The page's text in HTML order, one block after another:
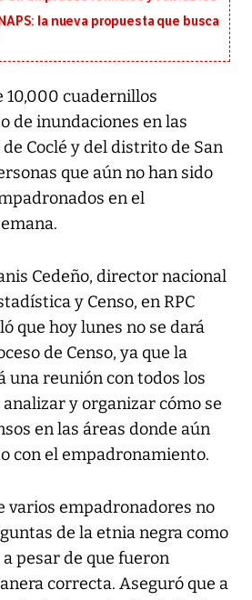
la nueva propuesta que busca
10,000 cuadernillos
de inundaciones en las
Coclé y del distrito de San
que aún no han sido
en el
Cedeño, director nacional
y Censo, en RPC
que hoy lunes no se dará
de Censo, ya que la
una reunión con todos los
y organizar cómo se
en las áreas donde aún
con el empadronamiento.
varios empadronadores no
de la etnia negra como
pesar de que fueron
correcta. Aseguró que a